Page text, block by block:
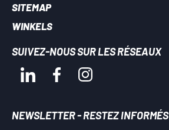
SITEMAP
WINKELS
SUIVEZ-NOUS SUR LES RÉSEAUX
NEWSLETTER - RESTEZ INFORMÉS